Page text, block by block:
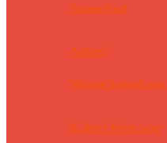
Frozen Food
Artikel
Nikmati Sajian Lezat
Kuliner Pemalang